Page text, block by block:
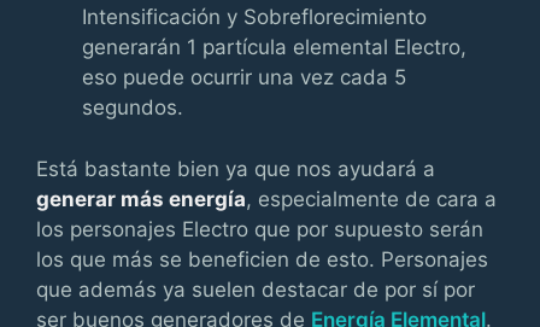
Intensificación y Sobreflorecimiento
generarán 1 partícula elemental Electro,
eso puede ocurrir una vez cada 5
segundos.
Está bastante bien ya que nos ayudará a
generar más energía, especialmente de cara a
los personajes Electro que por supuesto serán
los que más se beneficien de esto. Personajes
que además ya suelen destacar de por sí por
ser buenos generadores de Energía Elemental.